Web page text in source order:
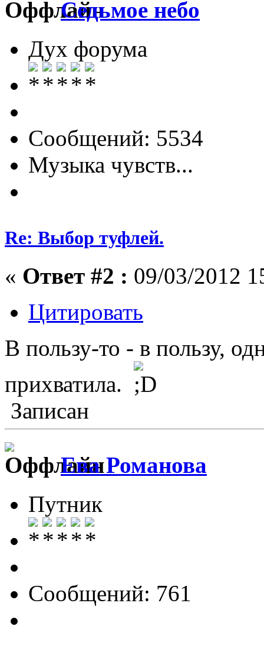
Седьмое небо
Дух форума
Сообщений: 5534
Музыка чувств...
Re: Выбор туфлей.
« Ответ #2 : 09/03/2012
Цитировать
В пользу-то - в пользу,
прихватила.
Записан
Ева Романова
Путник
Сообщений: 761